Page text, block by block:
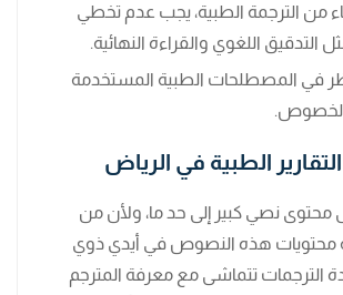
من الترجمة الطبية، يجب عدم تخطي
اللغوي والقراءة النهائية.
في المصطلحات الطبية المستخدمة
الطبية في الرياض
نصي كبير إلى حد ما، ولأن من
محتويات هذه النصوص في أيدي ذوي
الترجمات تتماشى مع معرفة المترجم